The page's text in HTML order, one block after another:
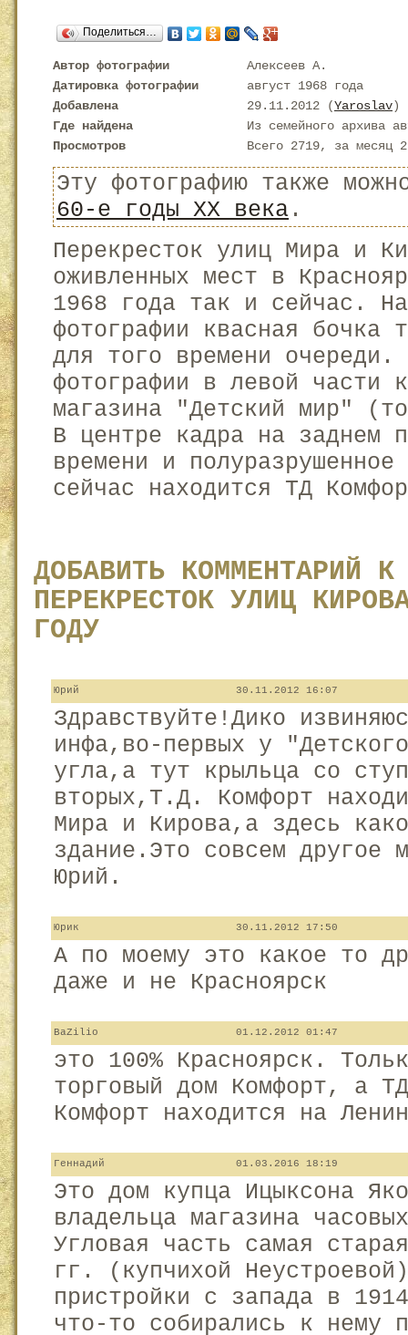
Поделиться…
Автор фотографии
Алексеев А.
Датировка фотографии
август 1968 года
Добавлена
29.11.2012 (Yaroslav)
Где найдена
Из семейного архива
Просмотров
Всего 2719, за месяц
Эту фотографию также
60-е годы XX века .
Перекресток улиц Мира и
оживленных мест в
1968 года так и сейчас.
фотографии квасная бочка
для того времени очереди.
фотографии в левой части
магазина "Детский мир"
В центре кадра на заднем
времени и
сейчас находится ТД
ДОБАВИТЬ КОММЕНТАРИЙ
ПЕРЕКРЕСТОК УЛИЦ
ГОДУ
Юрий 30.11.2012 16:07
Здравствуйте!Дико
инфа,во-первых у
угла,а тут крыльца со
вторых,Т.Д. Комфорт
Мира и Кирова,а здесь
здание.Это совсем другое
Юрий.
Юрик 30.11.2012 17:50
А по моему это какое то
даже и не Красноярск
BaZilio 01.12.2012 01:47
это 100% Красноярск.
торговый дом Комфорт, а
Комфорт находится на
Геннадий 01.03.2016 18:19
Это дом купца Ицыксона
владельца магазина
Угловая часть самая
гг. (купчихой
пристройки с запада в
что-то собирались к нему